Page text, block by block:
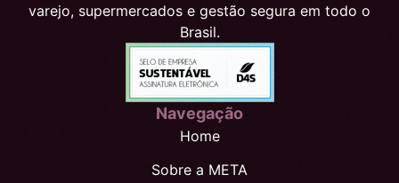
varejo, supermercados e gestão segura em todo o
Brasil.
Navegação
Home
Sobre a META